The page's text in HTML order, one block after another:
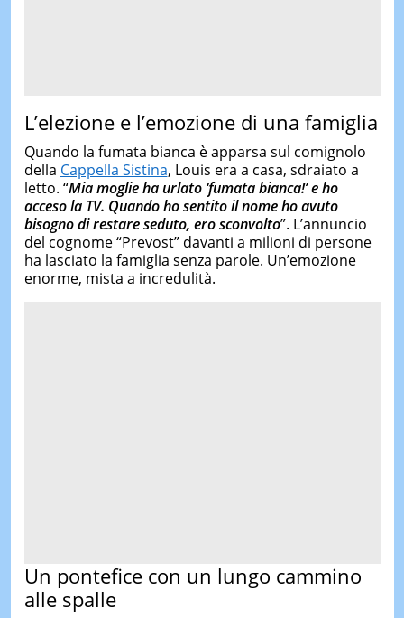
L’elezione e l’emozione di una famiglia
Quando la fumata bianca è apparsa sul comignolo
della Cappella Sistina, Louis era a casa, sdraiato a
letto. “Mia moglie ha urlato ‘fumata bianca!’ e ho
acceso la TV. Quando ho sentito il nome ho avuto
bisogno di restare seduto, ero sconvolto”. L’annuncio
del cognome “Prevost” davanti a milioni di persone
ha lasciato la famiglia senza parole. Un’emozione
enorme, mista a incredulità.
Un pontefice con un lungo cammino
alle spalle